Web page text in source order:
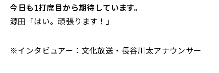
――今日も1打席目から期待しています。
源田「はい。頑張ります！」
※インタビュアー：文化放送・長谷川太アナウンサー